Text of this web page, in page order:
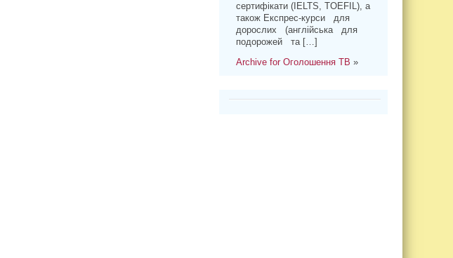
сертифікати (IELTS, TOEFIL), а
також Експрес-курси для
дорослих (англійська для
подорожей та […]
Archive for Оголошення ТВ »